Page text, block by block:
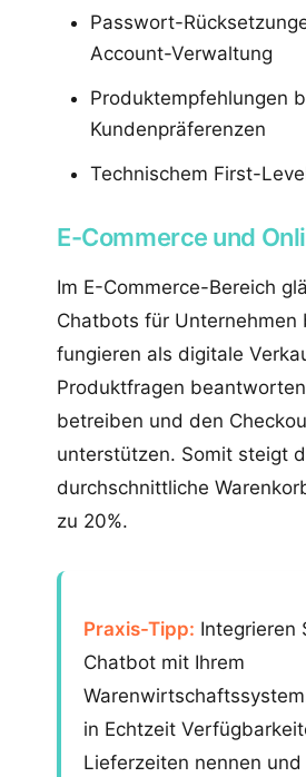
Passwort-
Account-Verwaltung
Produktempfehlungen
Kundenpräferenzen
Technischem First-
E-Commerce und
Im E-Commerce-Bereich
Chatbots für Unternehmen
fungieren als digitale
Produktfragen
betreiben und den
unterstützen. Somit steigt
durchschnittliche
zu 20%.
Praxis-Tipp: Integrieren
Chatbot mit Ihrem
in Echtzeit
Lieferzeiten nennen und